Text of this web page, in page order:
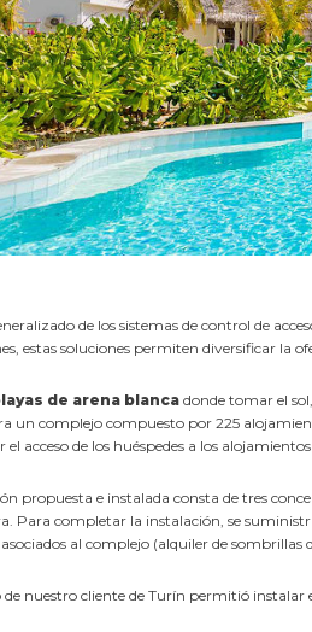
de los sistemas de control de
estas soluciones permiten diversificar la
de arena blanca donde tomar el
un complejo compuesto por 225
el acceso de los huéspedes a los
propuesta e instalada consta de tres
Para completar la instalación, se
al complejo (alquiler de
de nuestro cliente de Turín permitió instalar